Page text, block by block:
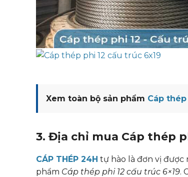
Xem toàn bộ sản phẩm Cáp thép
3. Địa chỉ mua Cáp thép
CÁP THÉP 24H tự hào là đơn vị được
phẩm Cáp thép phi 12 cấu trúc 6×19.